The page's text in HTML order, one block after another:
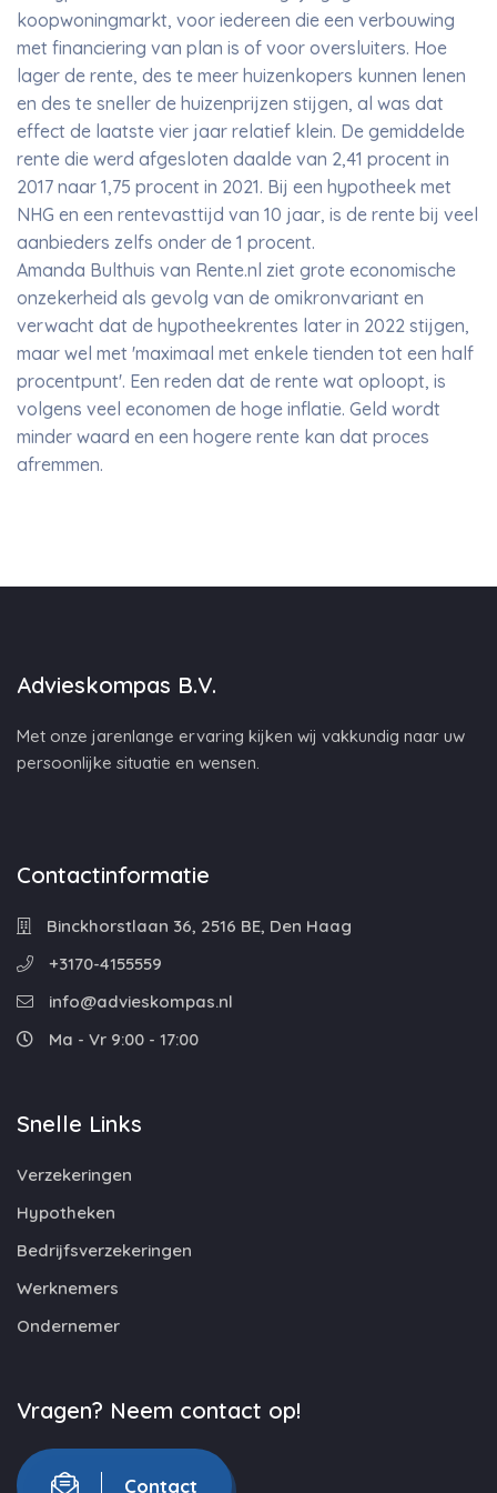
koopwoningmarkt, voor iedereen die een verbouwing
met financiering van plan is of voor oversluiters. Hoe
lager de rente, des te meer huizenkopers kunnen lenen
en des te sneller de huizenprijzen stijgen, al was dat
effect de laatste vier jaar relatief klein. De gemiddelde
rente die werd afgesloten daalde van 2,41 procent in
2017 naar 1,75 procent in 2021. Bij een hypotheek met
NHG en een rentevasttijd van 10 jaar, is de rente bij veel
aanbieders zelfs onder de 1 procent.
Amanda Bulthuis van Rente.nl ziet grote economische
onzekerheid als gevolg van de omikronvariant en
verwacht dat de hypotheekrentes later in 2022 stijgen,
maar wel met 'maximaal met enkele tienden tot een half
procentpunt'. Een reden dat de rente wat oploopt, is
volgens veel economen de hoge inflatie. Geld wordt
minder waard en een hogere rente kan dat proces
afremmen.
Advieskompas B.V.
Met onze jarenlange ervaring kijken wij vakkundig naar uw
persoonlijke situatie en wensen.
Contactinformatie
Binckhorstlaan 36, 2516 BE, Den Haag
+3170-4155559
info@advieskompas.nl
Ma - Vr 9:00 - 17:00
Snelle Links
Verzekeringen
Hypotheken
Bedrijfsverzekeringen
Werknemers
Ondernemer
Vragen? Neem contact op!
Contact